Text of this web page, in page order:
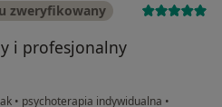
zweryfikowany
i profesjonalny
• psychoterapia indywidualna •